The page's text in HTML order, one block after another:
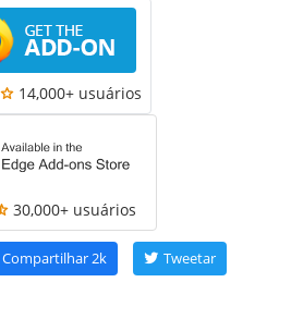
14,000+ usuários
30,000+ usuários
Compartilhar 2k Tweetar